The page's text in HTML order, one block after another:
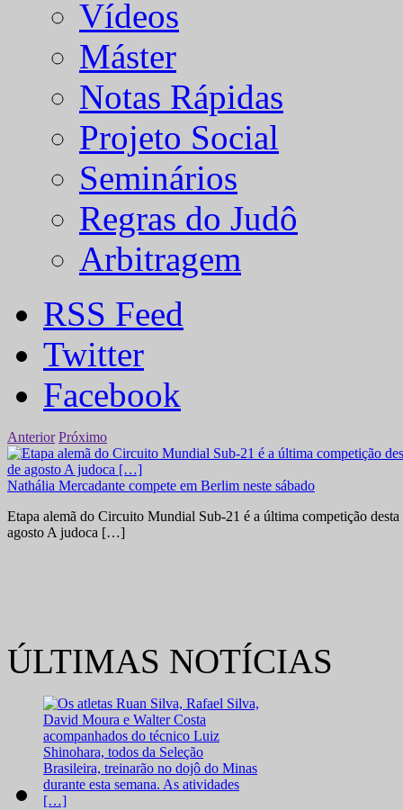
Vídeos
Máster
Notas Rápidas
Projeto Social
Seminários
Regras do Judô
Arbitragem
RSS Feed
Twitter
Facebook
Anterior Próximo
Nathália Mercadante compete em Berlim neste sábado
Etapa alemã do Circuito Mundial Sub-21 é a última competição
agosto A judoca […]
ÚLTIMAS NOTÍCIAS